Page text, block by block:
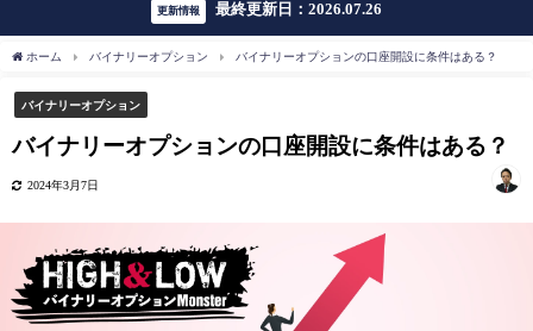
更新情報 最終更新日：2026.07.26
ホーム バイナリーオプション バイナリーオプションの口座開設に条件はある？
バイナリーオプション
バイナリーオプションの口座開設に条件はある？
2024年3月7日